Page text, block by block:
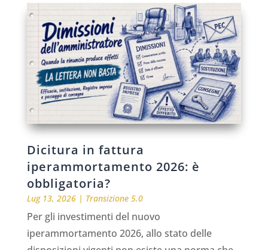
Dicitura in fattura
iperammortamento 2026: è
obbligatoria?
Lug 13, 2026| Transizione 5.0
Per gli investimenti del nuovo
iperammortamento 2026, allo stato delle